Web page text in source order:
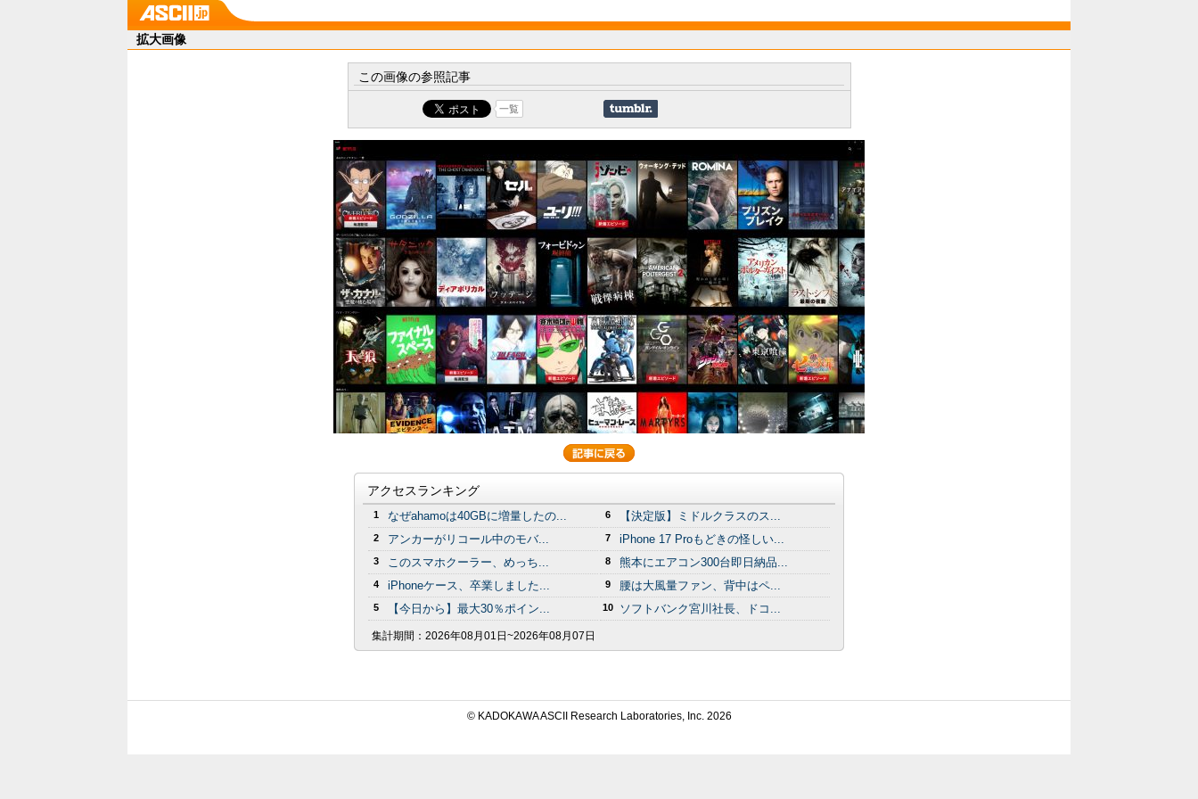
拡大画像
この画像の参照記事
一覧
アクセスランキング
1 なぜahamoは40GBに増量したの...
2 アンカーがリコール中のモバ...
3 このスマホクーラー、めっち...
4 iPhoneケース、卒業しました...
5 【今日から】最大30％ポイン...
6 【決定版】ミドルクラスのス...
7 iPhone 17 Proもどきの怪しい...
8 熊本にエアコン300台即日納品...
9 腰は大風量ファン、背中はペ...
10 ソフトバンク宮川社長、ドコ...
集計期間： 2026年08月01日~2026年08月07日
© KADOKAWA ASCII Research Laboratories, Inc. 2026